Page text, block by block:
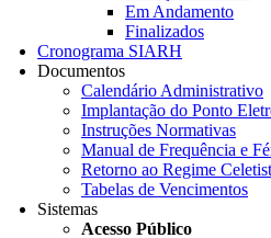
Em Andamento
Finalizados
Cronograma SIARH
Documentos
Calendário Administrativo
Implantação do Ponto
Instruções Normativas
Manual de Frequência e
Retorno ao Regime
Tabelas de Vencimentos
Sistemas
Acesso Público